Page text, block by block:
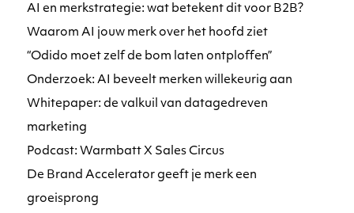
AI en merkstrategie: wat betekent dit voor B2B?
Waarom AI jouw merk over het hoofd ziet
“Odido moet zelf de bom laten ontploffen”
Onderzoek: AI beveelt merken willekeurig aan
Whitepaper: de valkuil van datagedreven
marketing
Podcast: Warmbatt X Sales Circus
De Brand Accelerator geeft je merk een
groeisprong